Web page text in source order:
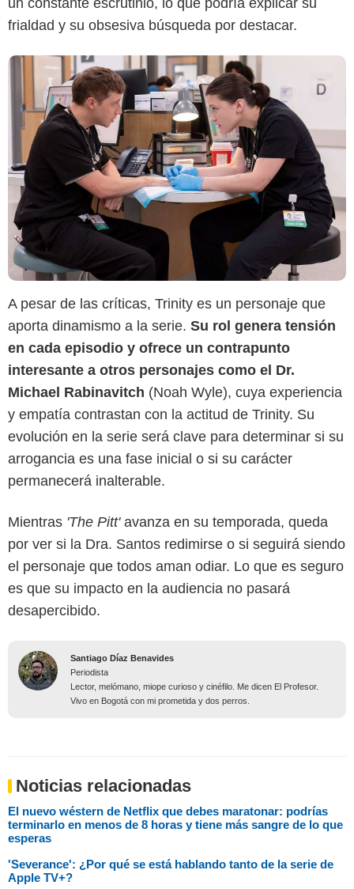
frialdad y su obsesiva búsqueda por destacar.
A pesar de las críticas, Trinity es un personaje que
aporta dinamismo a la serie. Su rol genera tensión
en cada episodio y ofrece un contrapunto
interesante a otros personajes como el Dr.
Michael Rabinavitch (Noah Wyle), cuya experiencia
y empatía contrastan con la actitud de Trinity. Su
evolución en la serie será clave para determinar si su
arrogancia es una fase inicial o si su carácter
permanecerá inalterable.
Mientras 'The Pitt'avanza en su temporada, queda
por ver si la Dra. Santos redimirse o si seguirá siendo
el personaje que todos aman odiar. Lo que es seguro
es que su impacto en la audiencia no pasará
desapercibido.
Santiago Díaz Benavides
Periodista
Lector, melómano, miope curioso y cinéfilo. Me dicen El Profesor.
Vivo en Bogotá con mi prometida y dos perros.
Noticias relacionadas
El nuevo wéstern de Netflix que debes maratonar: podrías
terminarlo en menos de 8 horas y tiene más sangre de lo que
esperas
'Severance': ¿Por qué se está hablando tanto de la serie de
Apple TV+?